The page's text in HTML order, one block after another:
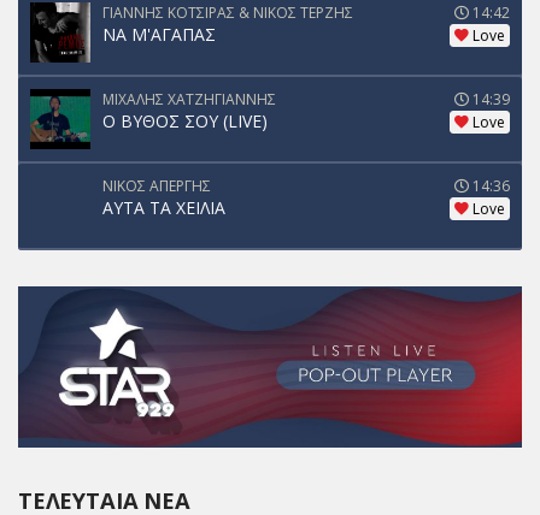
ΓΙΑΝΝΗΣ ΚΟΤΣΙΡΑΣ & ΝΙΚΟΣ ΤΕΡΖΗΣ
ΝΑ Μ'ΑΓΑΠΑΣ
14:42
Love
ΜΙΧΑΛΗΣ ΧΑΤΖΗΓΙΑΝΝΗΣ
Ο ΒΥΘΟΣ ΣΟΥ (LIVE)
14:39
Love
ΝΙΚΟΣ ΑΠΕΡΓΗΣ
ΑΥΤΑ ΤΑ ΧΕΙΛΙΑ
14:36
Love
ΤΕΛΕΥΤΑΊΑ ΝΈΑ